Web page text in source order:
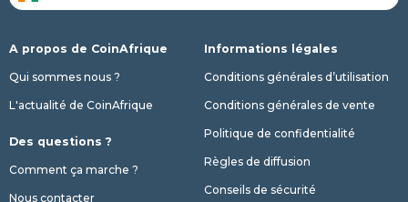
A propos de CoinAfrique
Qui sommes nous ?
L'actualité de CoinAfrique
Des questions ?
Comment ça marche ?
Nous contacter
Informations légales
Conditions générales d’utilisation
Conditions générales de vente
Politique de confidentialité
Règles de diffusion
Conseils de sécurité